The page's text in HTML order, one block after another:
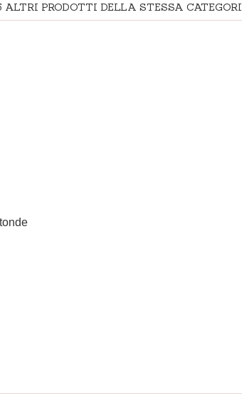
ALTRI PRODOTTI DELLA STESSA